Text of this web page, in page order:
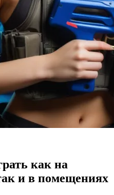
как на
и в помещениях